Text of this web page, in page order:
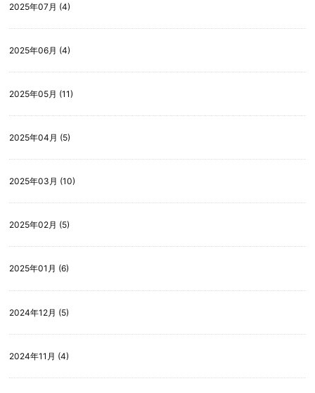
2025年07月 (4)
2025年06月 (4)
2025年05月 (11)
2025年04月 (5)
2025年03月 (10)
2025年02月 (5)
2025年01月 (6)
2024年12月 (5)
2024年11月 (4)